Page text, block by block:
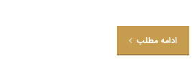
ادامه مطلب